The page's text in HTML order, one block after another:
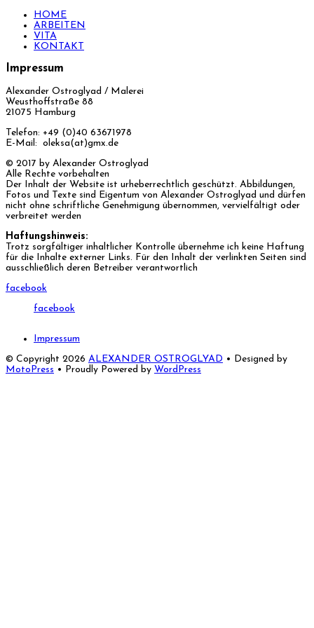
HOME
ARBEITEN
VITA
KONTAKT
Impressum
Alexander Ostroglyad / Malerei
Weusthoffstraße 88
21075 Hamburg
Telefon: +49 (0)40 63671978
E-Mail: oleksa(at)gmx.de
© 2017 by Alexander Ostroglyad
Alle Rechte vorbehalten
Der Inhalt der Website ist urheberrechtlich geschützt. Abbildungen,
Fotos und Texte sind Eigentum von Alexander Ostroglyad und dürfen
nicht ohne schriftliche Genehmigung übernommen, vervielfältigt oder
verbreitet werden
Haftungshinweis:
Trotz sorgfältiger inhaltlicher Kontrolle übernehme ich keine Haftung
für die Inhalte externer Links. Für den Inhalt der verlinkten Seiten sind
ausschließlich deren Betreiber verantwortlich
facebook
facebook
Impressum
© Copyright 2026 ALEXANDER OSTROGLYAD • Designed by
MotoPress • Proudly Powered by WordPress